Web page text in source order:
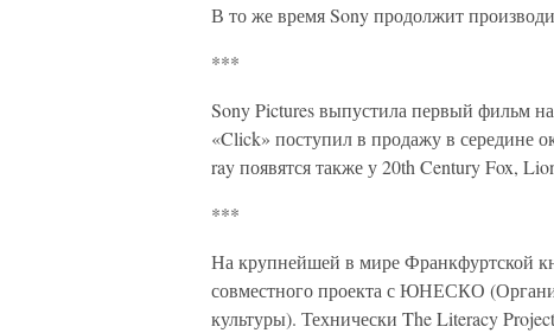
В то же время Sony продолжит
***
Sony Pictures выпустила первый фильм
«Click» поступил в продажу в середине
ray появятся также у 20th Century Fox,
***
На крупнейшей в мире Франкфуртской
совместного проекта с ЮНЕСКО
культуры). Технически The Literacy